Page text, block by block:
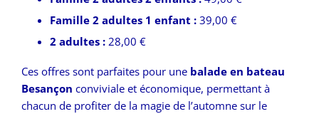
Famille 2 adultes 1 enfant : 39,00 €
2 adultes : 28,00 €
Ces offres sont parfaites pour une balade en bateau
Besançon conviviale et économique, permettant à
chacun de profiter de la magie de l’automne sur le